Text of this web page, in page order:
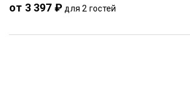
от 3 397 ₽ для 2 гостей